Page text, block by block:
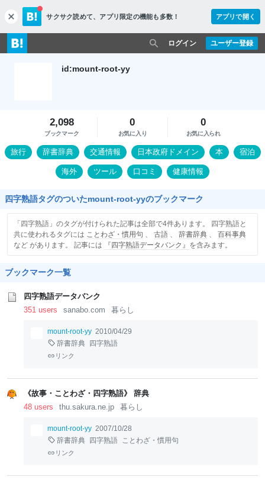
c
l
o
s
サクサク読めて、 アプリ限定の機能も多数！ アプリで開く
ユーザー登録
ログイン
id:mount-root-yy
2,098
ブックマーク
0
お気に入り
0
お気に入られ
旅行 辞書辞典 交通情報 日本政府ドメイン 本 宿泊
海外 ツール 口コミ 健康情報
四字熟語タグのついたmount-root-yyのブックマーク
「四字熟語」のタグが付けられた記事は全部で4件あります。 四字熟語と
共に使われるタグには ことわざ・慣用句 、 古語 、 辞書辞典 、 百科事典
など があります。 記事には
『四字熟語データバンク』 を含みます。
ブックマーク一覧
四字熟語データバンク
351 users
sanabo.com 暮らし
mount-root-yy 2010/04/29
辞書辞典
四字熟語
リンク
《故事・ことわざ・四字熟語》 辞典
48 users
thu.sakura.ne.jp 暮らし
mount-root-yy 2007/10/28
辞書辞典
四字熟語 ことわざ・慣用句
リンク